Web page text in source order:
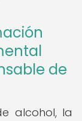
de
alcohol, la